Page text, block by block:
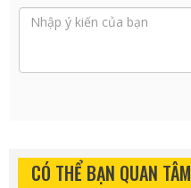
CÓ THỂ BẠN QUAN TÂM